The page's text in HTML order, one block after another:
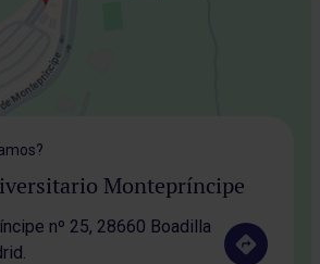
Montepríncipe
nº 25, 28660 Boadilla